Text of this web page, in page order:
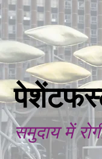
समुदाय में